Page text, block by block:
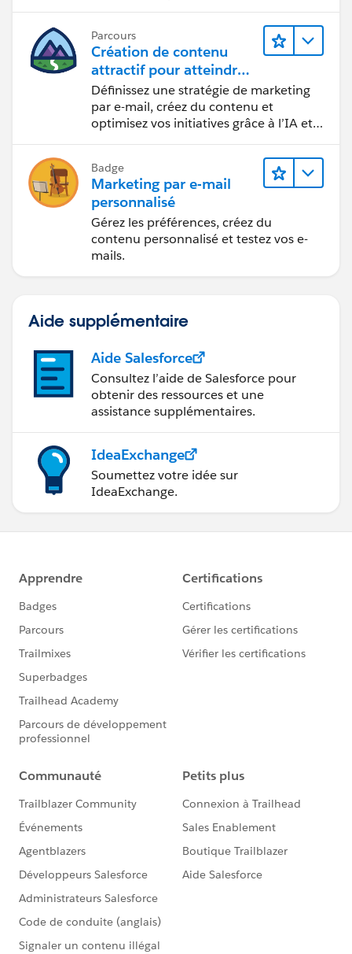
Parcours
Création de contenu
attractif pour atteindre
vos objectifs marketing
Définissez une stratégie de marketing
par e-mail, créez du contenu et
optimisez vos initiatives grâce à l’IA et
Badge
Marketing par e-mail
personnalisé
Gérez les préférences, créez du
contenu personnalisé et testez vos e-
mails.
Aide supplémentaire
Aide Salesforce
Consultez l’aide de Salesforce pour
obtenir des ressources et une
assistance supplémentaires.
IdeaExchange
Soumettez votre idée sur
IdeaExchange.